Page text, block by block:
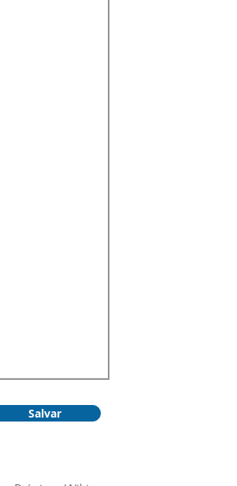
Salvar